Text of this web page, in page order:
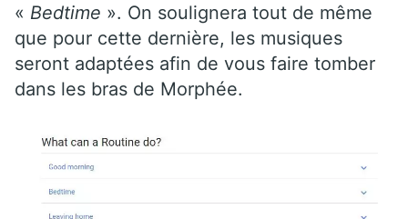
« Bedtime ». On soulignera tout de même
que pour cette dernière, les musiques
seront adaptées afin de vous faire tomber
dans les bras de Morphée.